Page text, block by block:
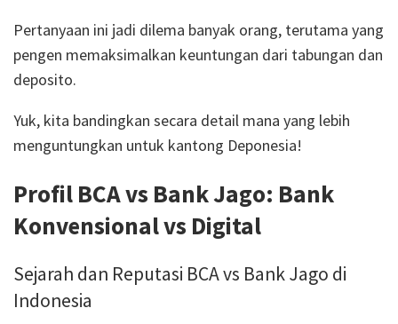
Pertanyaan ini jadi dilema banyak orang, terutama yang
pengen memaksimalkan keuntungan dari tabungan dan
deposito.
Yuk, kita bandingkan secara detail mana yang lebih
menguntungkan untuk kantong Deponesia!
Profil BCA vs Bank Jago: Bank
Konvensional vs Digital
Sejarah dan Reputasi BCA vs Bank Jago di
Indonesia